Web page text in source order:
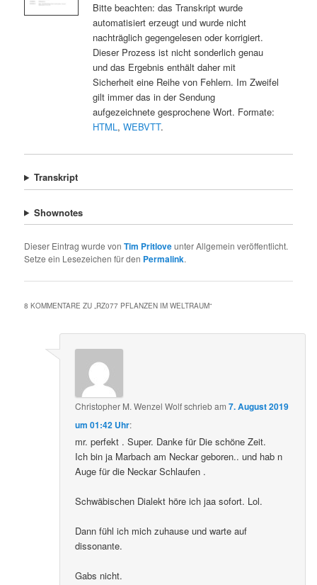
Bitte beachten: das Transkript wurde
automatisiert erzeugt und wurde nicht
nachträglich gegengelesen oder korrigiert.
Dieser Prozess ist nicht sonderlich genau
und das Ergebnis enthält daher mit
Sicherheit eine Reihe von Fehlern. Im Zweifel
gilt immer das in der Sendung
aufgezeichnete gesprochene Wort. Formate:
HTML, WEBVTT.
Transkript
Shownotes
Dieser Eintrag wurde vonTim Pritloveunter Allgemein veröffentlicht.
Setze ein Lesezeichen für den Permalink.
8 KOMMENTARE ZU „ RZ077 PFLANZEN IM WELTRAUM“
Christopher M. Wenzel Wolfschriebam7. August 2019
um 01:42 Uhr:
mr. perfekt . Super. Danke für Die schöne Zeit.
Ich bin ja Marbach am Neckar geboren.. und hab n
Auge für die Neckar Schlaufen .
Schwäbischen Dialekt höre ich jaa sofort. Lol.
Dann fühl ich mich zuhause und warte auf
dissonante.
Gabs nicht.